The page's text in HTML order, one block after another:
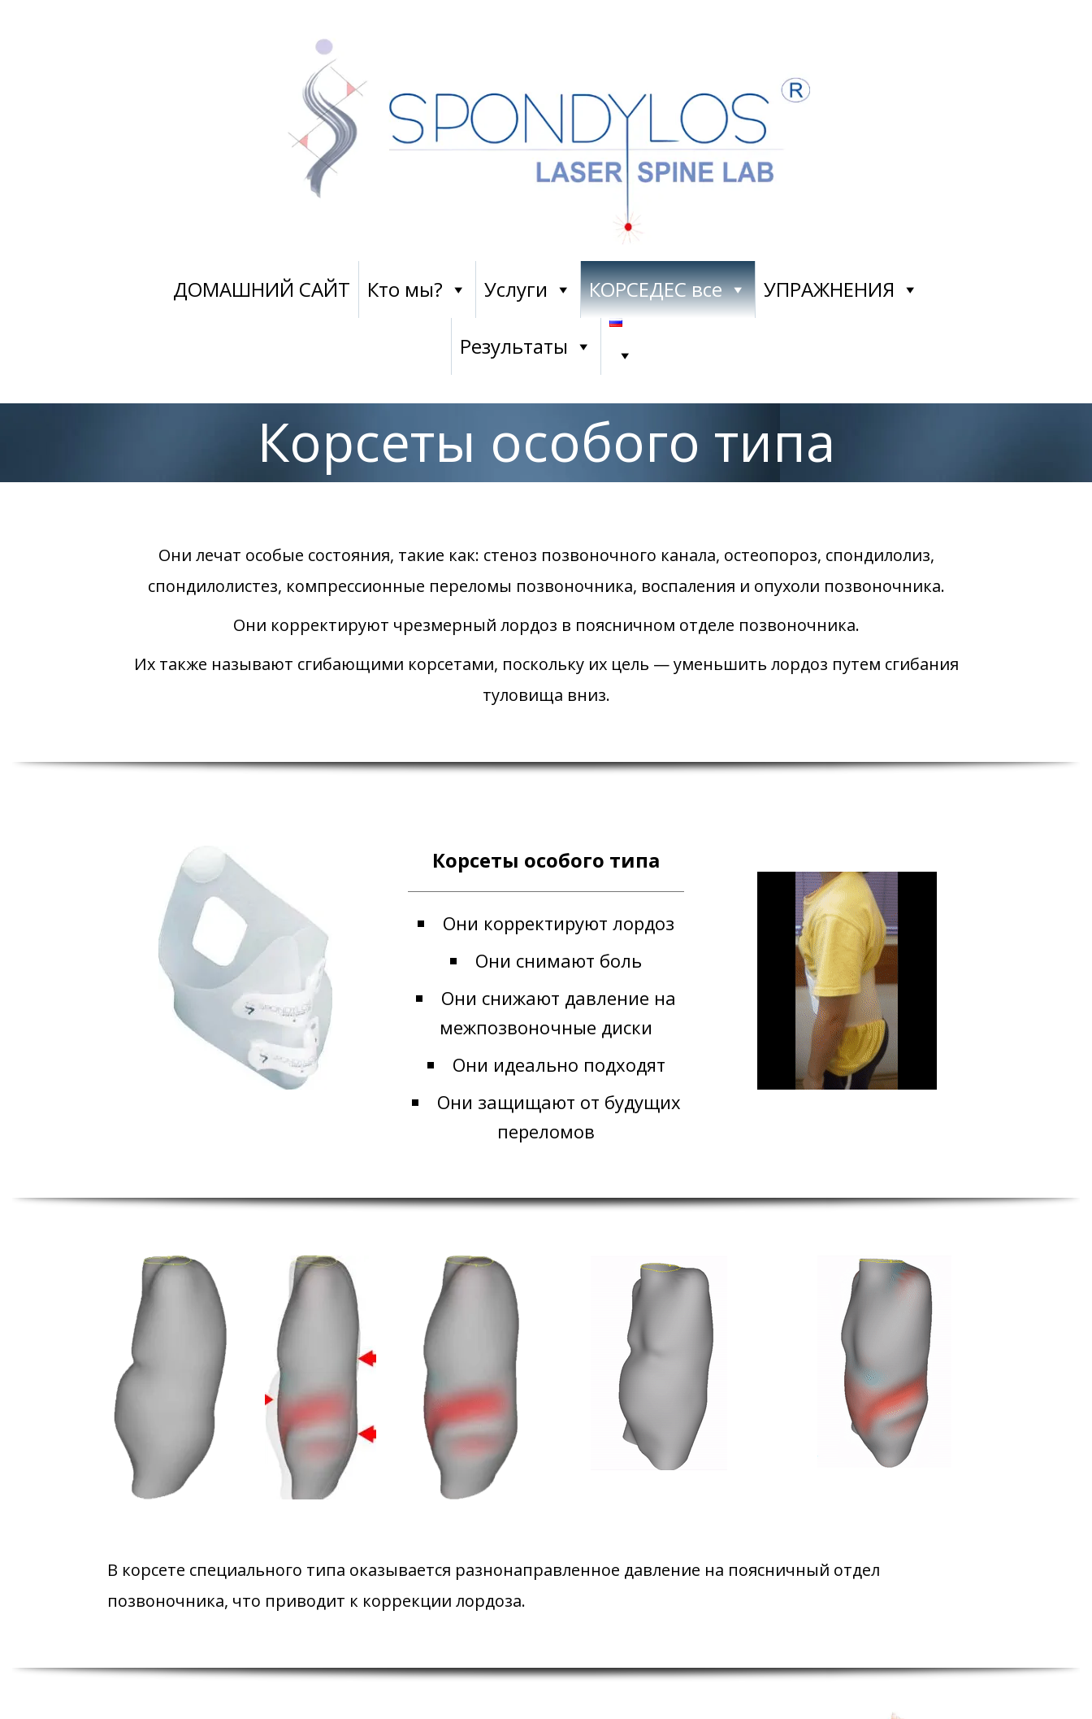
ДОМАШНИЙ САЙТ Кто мы? Услуги КОРСЕДЕС все УПРАЖНЕНИЯ
Результаты
Корсеты особого типа
Они лечат особые состояния, такие как: стеноз позвоночного канала, остеопороз, спондилолиз,
спондилолистез, компрессионные переломы позвоночника, воспаления и опухоли позвоночника.
Они корректируют чрезмерный лордоз в поясничном отделе позвоночника.
Их также называют сгибающими корсетами, поскольку их цель — уменьшить лордоз путем сгибания
туловища вниз.
Корсеты особого типа
Они корректируют лордоз
Они снимают боль
Они снижают давление на
межпозвоночные диски
Они идеально подходят
Они защищают от будущих
переломов
В корсете специального типа оказывается разнонаправленное давление на поясничный отдел
позвоночника, что приводит к коррекции лордоза.